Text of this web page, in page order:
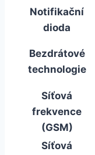
Notifikační
dioda
Bezdrátové
technologie
Síťová
frekvence
(GSM)
Síťová